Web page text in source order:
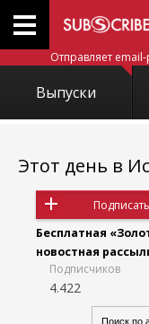
Отправляет
Выпуски
Этот день в
Бесплатная
новостная
Подписчиков
4.422